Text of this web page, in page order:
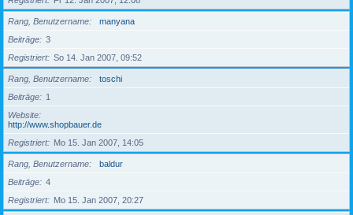
Rang, Benutzername
manyana
Beiträge
3
Registriert
So 14. Jan 2007, 09:52
Rang, Benutzername
toschi
Beiträge
1
Website
http://www.shopbauer.de
Registriert
Mo 15. Jan 2007, 14:05
Rang, Benutzername
baldur
Beiträge
4
Registriert
Mo 15. Jan 2007, 20:27